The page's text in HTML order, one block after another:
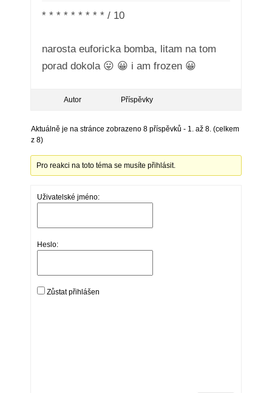
* * * * * * * * * / 10
narosta euforicka bomba, litam na tom
porad dokola 😛 😀 i am frozen 😀
Autor Příspěvky
Aktuálně je na stránce zobrazeno 8 příspěvků - 1. až 8. (celkem
z 8)
Pro reakci na toto téma se musíte přihlásit.
Uživatelské jméno:
Heslo:
Zůstat přihlášen